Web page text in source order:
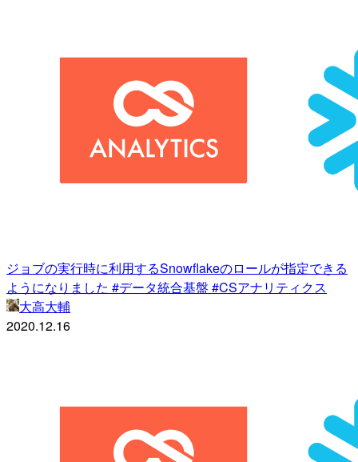
ジョブの実行時に利用するSnowflakeのロールが指定できる
ようになりました #データ統合基盤 #CSアナリティクス
大高大輔
2020.12.16